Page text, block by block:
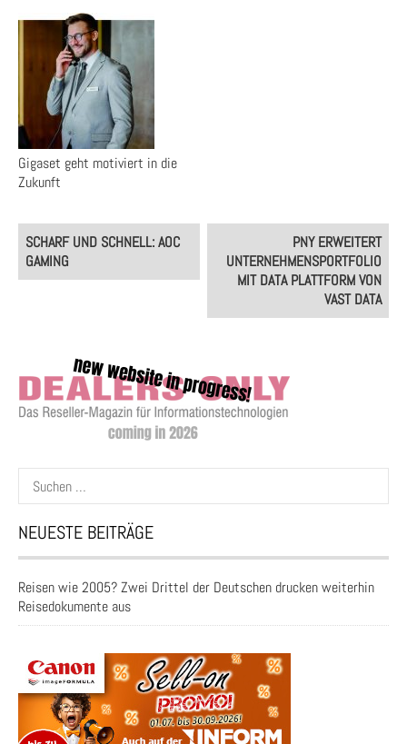
Gigaset geht motiviert in die
Zukunft
Post
navigation
SCHARF UND SCHNELL: AOC
GAMING
PNY ERWEITERT
UNTERNEHMENSPORTFOLIO
MIT DATA PLATTFORM VON
VAST DATA
Suchen
nach:
NEUESTE BEITRÄGE
Reisen wie 2005? Zwei Drittel der Deutschen drucken weiterhin
Reisedokumente aus